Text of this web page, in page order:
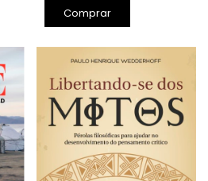
Comprar